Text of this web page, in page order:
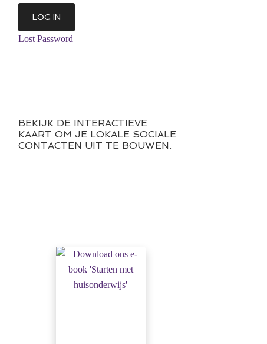
Lost Password
BEKIJK DE INTERACTIEVE
KAART OM JE LOKALE SOCIALE
CONTACTEN UIT TE BOUWEN.